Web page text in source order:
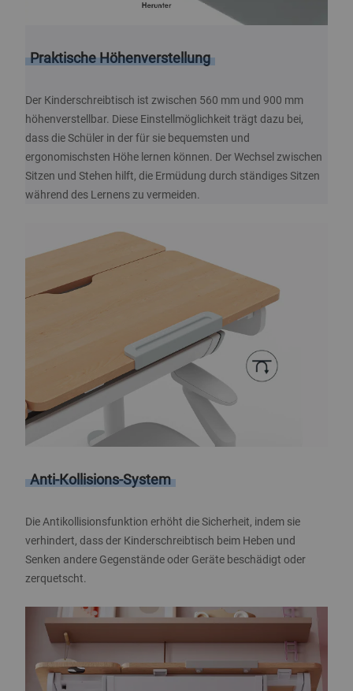
Praktische Höhenverstellung
Der Kinderschreibtisch ist zwischen 560 mm und 900 mm
höhenverstellbar. Diese Einstellmöglichkeit trägt dazu bei,
dass die Schüler in der für sie bequemsten und
ergonomischsten Höhe lernen können. Der Wechsel zwischen
Sitzen und Stehen hilft, die Ermüdung durch ständiges Sitzen
während des Lernens zu vermeiden.
Anti-Kollisions-System
Die Antikollisionsfunktion erhöht die Sicherheit, indem sie
verhindert, dass der Kinderschreibtisch beim Heben und
Senken andere Gegenstände oder Geräte beschädigt oder
zerquetscht.